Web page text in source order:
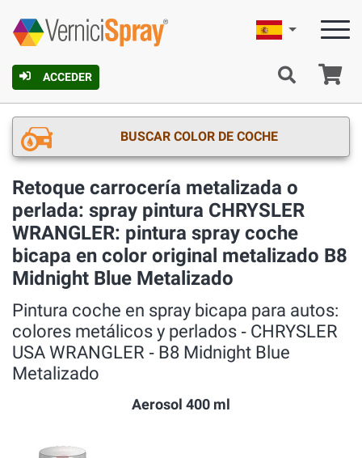
ACCEDER
Español
BUSCAR COLOR DE COCHE
Retoque carrocería metalizada o
perlada: spray pintura CHRYSLER
WRANGLER: pintura spray coche
bicapa en color original metalizado B8
Midnight Blue Metalizado
Pintura coche en spray bicapa para autos:
colores metálicos y perlados ‐ CHRYSLER
USA WRANGLER ‐ B8 Midnight Blue
Metalizado
Aerosol 400 ml